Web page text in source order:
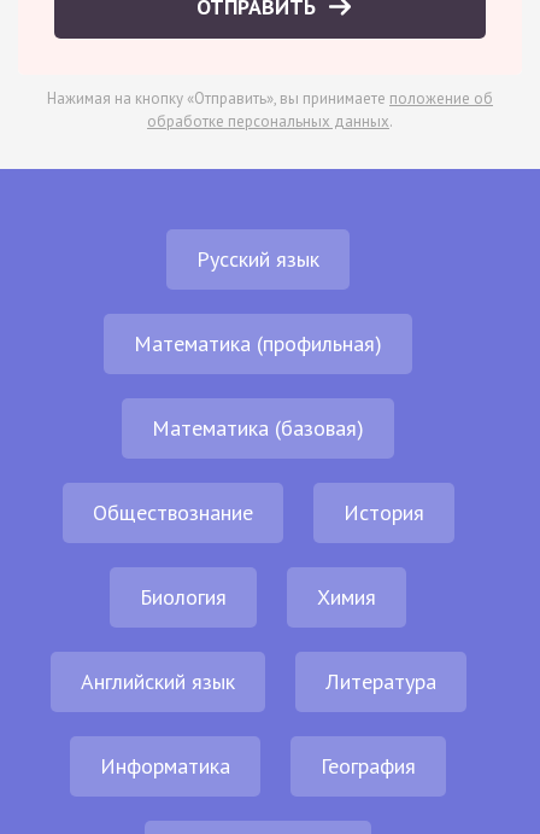
ОТПРАВИТЬ
Нажимая на кнопку «Отправить», вы принимаете положение об
обработке персональных данных.
Русский язык
Математика (профильная)
Математика (базовая)
Обществознание История
Биология Химия
Английский язык Литература
Информатика География